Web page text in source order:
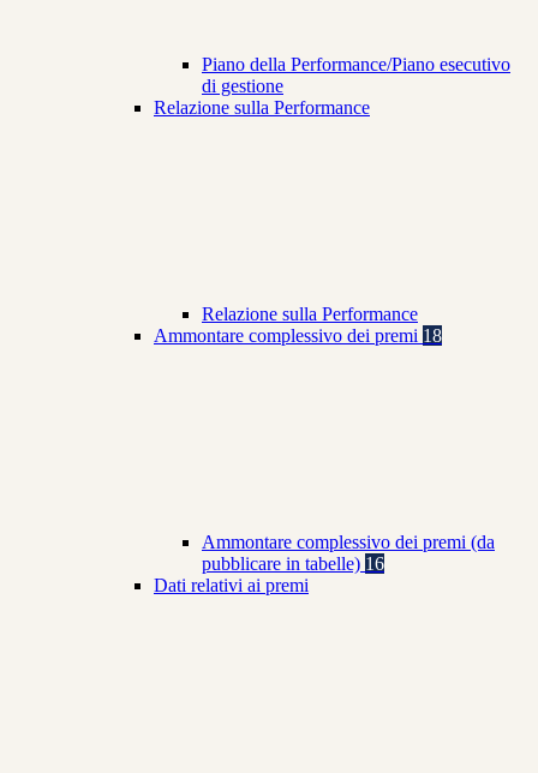
Piano della Performance/Piano esecutivo
di gestione
Relazione sulla Performance
Relazione sulla Performance
Ammontare complessivo dei premi 18
Ammontare complessivo dei premi (da
pubblicare in tabelle) 16
Dati relativi ai premi